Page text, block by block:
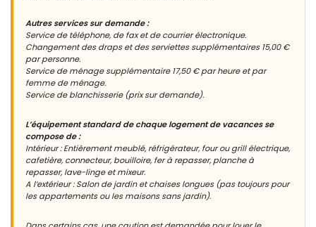
Autres services sur demande :
Service de téléphone, de fax et de courrier électronique.
Changement des draps et des serviettes supplémentaires 15,00 €
par personne.
Service de ménage supplémentaire 17,50 € par heure et par
femme de ménage.
Service de blanchisserie (prix sur demande).
L’équipement standard de chaque logement de vacances se
compose de :
Intérieur : Entièrement meublé, réfrigérateur, four ou grill électrique,
cafetière, connecteur, bouilloire, fer à repasser, planche à
repasser, lave-linge et mixeur.
A l’extérieur : Salon de jardin et chaises longues (pas toujours pour
les appartements ou les maisons sans jardin).